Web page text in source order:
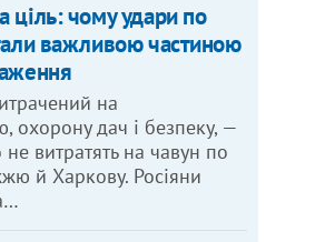
ціль: чому удари по
важливою частиною
на
охорону дач і безпеку, —
витратять на чавун по
й Харкову. Росіяни